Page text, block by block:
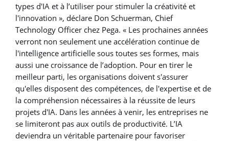
types d'IA et à l’utiliser pour stimuler la créativité et
l'innovation », déclare Don Schuerman, Chief
Technology Officer chez Pega. « Les prochaines années
verront non seulement une accélération continue de
l'intelligence artificielle sous toutes ses formes, mais
aussi une croissance de l’adoption. Pour en tirer le
meilleur parti, les organisations doivent s'assurer
qu'elles disposent des compétences, de l'expertise et de
la compréhension nécessaires à la réussite de leurs
projets d'IA. Dans les années à venir, les entreprises ne
se limiteront pas aux outils de productivité. L’IA
deviendra un véritable partenaire pour favoriser